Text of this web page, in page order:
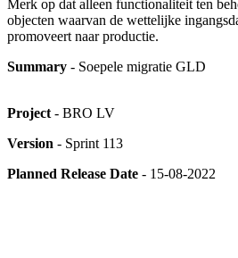
Merk op dat alleen functionaliteit ten
objecten waarvan de wettelijke
promoveert naar productie.
Summary - Soepele migratie GLD
Project - BRO LV
Version - Sprint 113
Planned Release Date - 15-08-2022